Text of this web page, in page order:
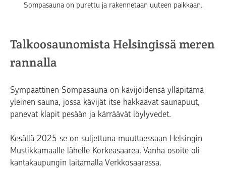
Sompasauna on purettu ja rakennetaan uuteen paikkaan.
Talkoosaunomista Helsingissä meren
rannalla
Sympaattinen Sompasauna on kävijöidensä ylläpitämä
yleinen sauna, jossa kävijät itse hakkaavat saunapuut,
panevat klapit pesään ja kärräävät löylyvedet.
Kesällä 2025 se on suljettuna muuttaessaan Helsingin
Mustikkamaalle lähelle Korkeasaarea. Vanha osoite oli
kantakaupungin laitamalla Verkkosaaressa.